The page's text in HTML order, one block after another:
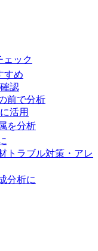
ェック
すめ
認
前で分析
活用
を分析
トラブル対策・アレ
分析に